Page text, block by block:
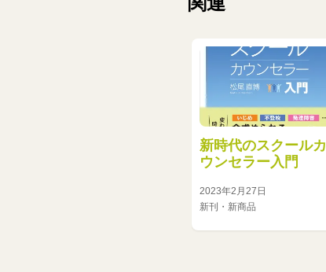
新時代のスクールカ
ウンセラー入門
2023年2月27日
新刊・新商品